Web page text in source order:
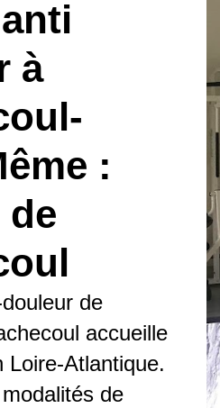
à
:
de
de
accueille
Loire-Atlantique.
de